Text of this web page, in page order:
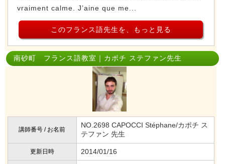
vraiment calme. J’aine que me...
このフランス語先生を、もっと見る
南砂町 フランス語教室｜カポチ ステファン先生
講師番号 / お名前
NO.2698 CAPOCCI Stéphane/カポチ ス
テファン 先生
更新日時 2014/01/16